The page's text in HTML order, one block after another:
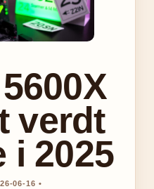
verdt
i 2025
06-16 •